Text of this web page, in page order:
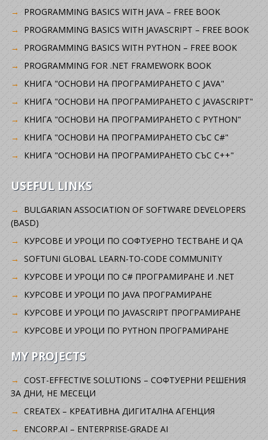
PROGRAMMING BASICS WITH JAVA – FREE BOOK
PROGRAMMING BASICS WITH JAVASCRIPT – FREE BOOK
PROGRAMMING BASICS WITH PYTHON – FREE BOOK
PROGRAMMING FOR .NET FRAMEWORK BOOK
КНИГА "ОСНОВИ НА ПРОГРАМИРАНЕТО С JAVA"
КНИГА "ОСНОВИ НА ПРОГРАМИРАНЕТО С JAVASCRIPT"
КНИГА "ОСНОВИ НА ПРОГРАМИРАНЕТО С PYTHON"
КНИГА "ОСНОВИ НА ПРОГРАМИРАНЕТО СЪС C#"
КНИГА "ОСНОВИ НА ПРОГРАМИРАНЕТО СЪС C++"
USEFUL LINKS
BULGARIAN ASSOCIATION OF SOFTWARE DEVELOPERS
(BASD)
KУРСОВЕ И УРОЦИ ПО СОФТУЕРНО ТЕСТВАНЕ И QA
SOFTUNI GLOBAL LEARN-TO-CODE COMMUNITY
КУРСОВЕ И УРОЦИ ПО C# ПРОГРАМИРАНЕ И .NET
КУРСОВЕ И УРОЦИ ПО JAVA ПРОГРАМИРАНЕ
КУРСОВЕ И УРОЦИ ПО JAVASCRIPT ПРОГРАМИРАНЕ
КУРСОВЕ И УРОЦИ ПО PYTHON ПРОГРАМИРАНЕ
MY PROJECTS
COST-EFFECTIVE SOLUTIONS – СОФТУЕРНИ РЕШЕНИЯ
ЗА ДНИ, НЕ МЕСЕЦИ
CREATEX – КРЕАТИВНА ДИГИТАЛНА АГЕНЦИЯ
ENCORP.AI – ENTERPRISE-GRADE AI